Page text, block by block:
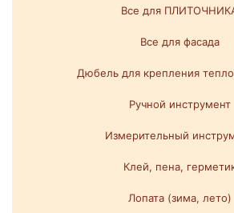
Все для
Все для фасада
Дюбель для крепления
Ручной инструмент
Измерительный
Клей, пена,
Лопата (зима, лето)